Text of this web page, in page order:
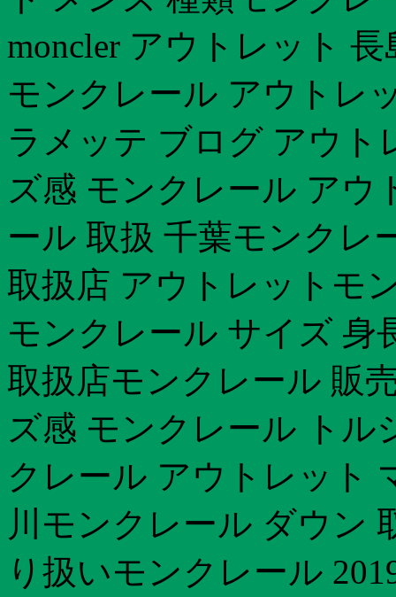
moncler アウトレット
モンクレール アウトレ
ラメッテ ブログ アウト
ズ感 モンクレール ア
ール 取扱 千葉モンクレ
取扱店 アウトレットモ
モンクレール サイズ 身
取扱店 モンクレール 販
ズ感 モンクレール トル
クレール アウトレット
川モンクレール ダウン
り扱いモンクレール